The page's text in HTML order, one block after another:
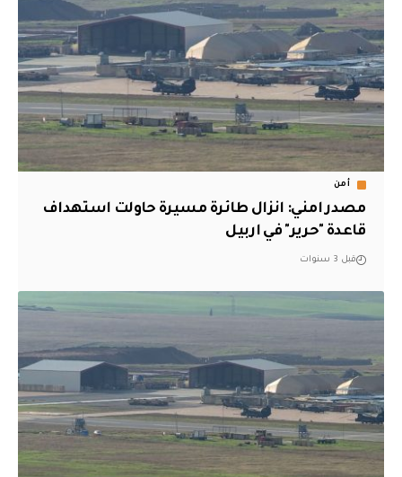
أمن
مصدر امني: انزال طائرة مسيرة حاولت استهداف
قاعدة "حرير" في اربيل
قبل 3 سنوات